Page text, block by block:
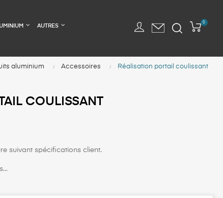
AUTRES
0
aluminium Accessoires Réalisation portail coulissant
COULISSANT
suivant spécifications client.